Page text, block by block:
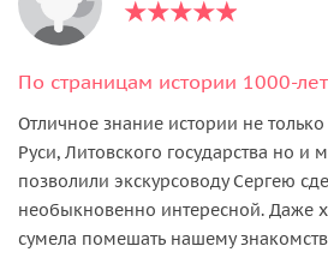
По страницам истории 1000-
Отличное знание истории не
Руси, Литовского государства но и
позволили экскурсоводу Сергею
необыкновенно интересной. Даже
сумела помешать нашему